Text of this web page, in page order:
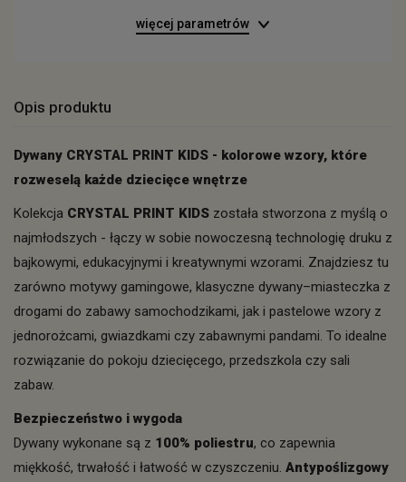
więcej parametrów
Opis produktu
Dywany CRYSTAL PRINT KIDS - kolorowe wzory, które
rozweselą każde dziecięce wnętrze
Kolekcja CRYSTAL PRINT KIDS została stworzona z myślą o
najmłodszych - łączy w sobie nowoczesną technologię druku z
bajkowymi, edukacyjnymi i kreatywnymi wzorami. Znajdziesz tu
zarówno motywy gamingowe, klasyczne dywany–miasteczka z
drogami do zabawy samochodzikami, jak i pastelowe wzory z
jednorożcami, gwiazdkami czy zabawnymi pandami. To idealne
rozwiązanie do pokoju dziecięcego, przedszkola czy sali
zabaw.
Bezpieczeństwo i wygoda
Dywany wykonane są z 100% poliestru, co zapewnia
miękkość, trwałość i łatwość w czyszczeniu. Antypoślizgowy